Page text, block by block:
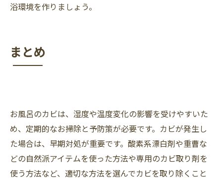
浴環境を作りましょう。
まとめ
お風呂のカビは、湿度や温度変化の影響を受けやすいた
め、定期的なお掃除と予防策が必要です。カビが発生し
た場合は、早期対処が重要です。酸素系漂白剤や重曹な
どの自然派アイテムを使った方法や専用のカビ取り剤を
使う方法など、適切な方法を選んでカビを取り除くこと